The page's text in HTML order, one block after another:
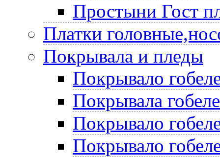
Простыни Гост
Платки
Покрывала и пледы
Покрывало
Покрывала
Покрывало
Покрывало